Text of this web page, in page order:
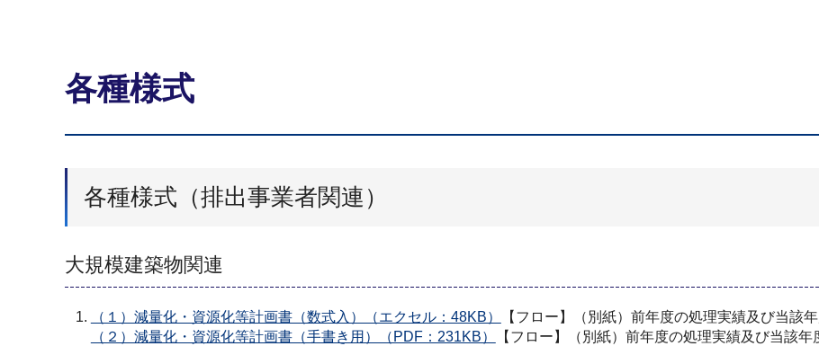
各種様式
各種様式（排出事業者関連）
大規模建築物関連
（１）減量化・資源化等計画書（数式入）（エクセル：48KB）
【フロー】（別紙）前年度の処理実績及び当該
（２）減量化・資源化等計画書（手書き用）（PDF：231KB）
【フロー】（別紙）前年度の処理実績及び当該年